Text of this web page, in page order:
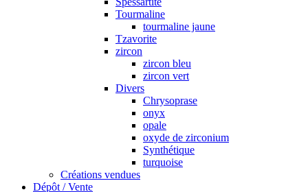
Tourmaline
tourmaline jaune
Tzavorite
zircon
zircon bleu
zircon vert
Divers
Chrysoprase
onyx
opale
oxyde de zirconium
Synthétique
turquoise
Créations vendues
Dépôt / Vente